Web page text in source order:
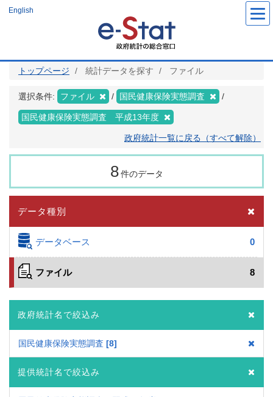
ツ
English
トップページ 統計データを探す ファイル
選択条件: ファイル 国民健康保険実態調査
国民健康保険実態調査 平成13年度
政府統計一覧に戻る（すべて解除）
8 件のデータ
データ種別
データベース 0
ファイル 8
政府統計名で絞込み
国民健康保険実態調査 8
提供統計名で絞込み